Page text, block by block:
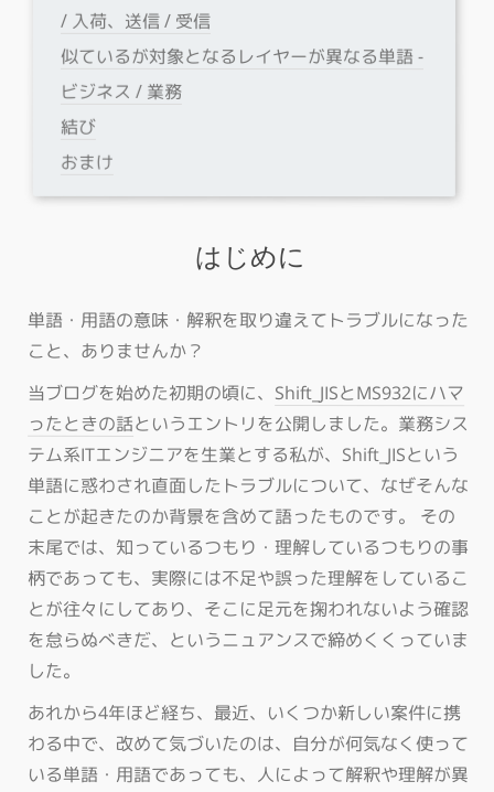
/ 入荷、送信 / 受信
似ているが対象となるレイヤーが異なる単語 -
ビジネス / 業務
結び
おまけ
はじめに
単語・用語の意味・解釈を取り違えてトラブルになった
こと、ありませんか？
当ブログを始めた初期の頃に、 Shift_JISとMS932にハマ
ったときの話というエントリを公開しました。業務シス
テム系ITエンジニアを生業とする私が、Shift_JISという
単語に惑わされ直面したトラブルについて、なぜそんな
ことが起きたのか背景を含めて語ったものです。 その
末尾では、知っているつもり・理解しているつもりの事
柄であっても、実際には不足や誤った理解をしているこ
とが往々にしてあり、そこに足元を掬われないよう確認
を怠らぬべきだ、というニュアンスで締めくくっていま
した。
あれから4年ほど経ち、最近、いくつか新しい案件に携
わる中で、改めて気づいたのは、自分が何気なく使って
いる単語・用語であっても、人によって解釈や理解が異